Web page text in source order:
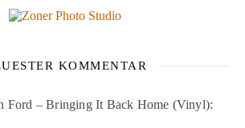
KOMMENTAR
Ford – Bringing It Back Home (Vinyl):